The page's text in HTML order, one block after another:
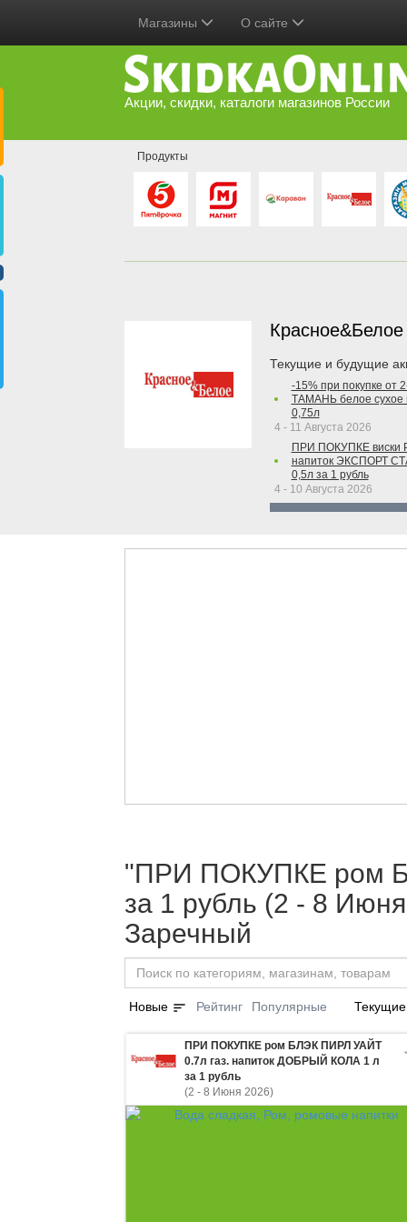
Магазины О сайте
Акции, скидки, каталоги магазинов России
Продукты
Текущие и будущие
-15% при покупке от
ТАМАНЬ белое сухое
0,75л
4 - 11 Августа 2026
ПРИ ПОКУПКЕ виски
напиток ЭКСПОРТ
0,5л за 1 рубль
4 - 10 Августа 2026
"ПРИ ПОКУПКЕ ром
за 1 рубль (2 - 8
Заречный
Новые sort Рейтинг Популярные Текущие
ПРИ ПОКУПКЕ ром БЛЭК ПИРЛ УАЙТ
0.7л газ. напиток ДОБРЫЙ КОЛА 1 л
за 1 рубль
(2 - 8 Июня 2026)